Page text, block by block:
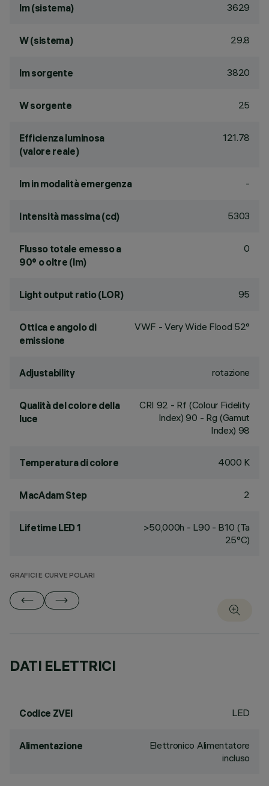
lm (sistema) 3629
W (sistema) 29.8
lm sorgente 3820
W sorgente 25
Efficienza luminosa
(valore reale)
121.78
lm in modalità emergenza -
Intensità massima (cd) 5303
Flusso totale emesso a
90° o oltre (lm)
0
Light output ratio (LOR) 95
Ottica e angolo di
emissione
VWF - Very Wide Flood 52°
Adjustability rotazione
Qualità del colore della
luce
CRI 92 - Rf (Colour Fidelity
Index) 90 - Rg (Gamut
Index) 98
Temperatura di colore 4000 K
MacAdam Step 2
Lifetime LED 1
>50,000h - L90 - B10 (Ta
25°C)
GRAFICI E CURVE POLARI
DATI ELETTRICI
Codice ZVEI LED
Alimentazione
Elettronico Alimentatore
incluso